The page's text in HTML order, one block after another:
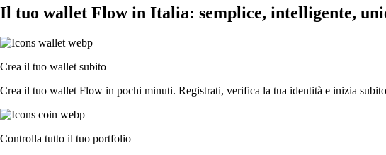
Il tuo wallet Flow in Italia: semplice, intelligente,
Crea il tuo wallet subito
Crea il tuo wallet Flow in pochi minuti. Registrati, verifica la tua identità e inizia
Controlla tutto il tuo portfolio